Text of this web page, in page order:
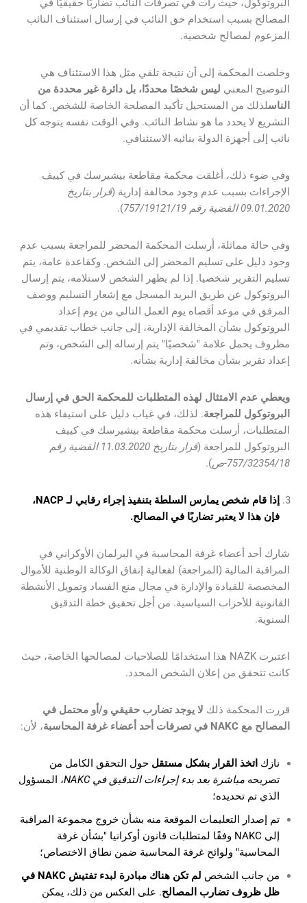
البروتوكول، حيث رأت في تصرفات النائب تضاربًا حقيقيًا في
المصالح بسبب استخدام حق النائب في إرسال استئناف النائب
المزعوم لمصالح شخصية.
وخلصت المحكمة إلى أن نتيجة تلقي مثل هذا الاستئناف هي
التوضيح المعني ليس شخصًا محددًا، بل دائرة غير محددة من
الناسلذلك من المستحيل تأكيد المصلحة الخاصة للشخص. كما أن
التشريع لا يحدد ما هو نشاط النائب. وفي الوقت نفسه يتوجه كل
نائب إلى أجهزة الدولة بنائبه الاستئنافي.
وفي ضوء ذلك، أغلقت محكمة مقاطعة بيشيرسك في كييف
الإجراءات بسبب عدم وجود مخالفة إدارية (قرار بتاريخ
09.01.2020 القضية رقم 757/19121/19
).
وفي حالة مماثلة، أرسلت المحكمة المحضر للمراجعة بسبب عدم
وجود دليل على تسليم المحضر إلى الشخص. وكقاعدة عامة، يتم
تسليم التقرير شخصيا. إذا لم يظهر الشخص لاستلامه، يتم إرسال
البروتوكول عن طريق البريد المسجل مع إشعار التسليم ووصف
المرفق في موعد أقصاه يوم العمل التالي من يوم إعداد
البروتوكول بشأن المخالفة الإدارية، إلى جانب خطاب تقديمي في
مظروف يحمل علامة "شخصيًا" يتم إرساله إلى الشخص، وتم
إعداد تقرير بشأن مخالفة إدارية بشأنه.
ويعطي عدم الامتثال لهذه المتطلبات للمحكمة الحق في إرسال
البروتوكول للمراجعة. لذلك، في غياب دليل على استيفاء هذه
المتطلبات، أرسلت محكمة مقاطعة بيشيرسك في كييف
البروتوكول للمراجعة (
قرار بتاريخ 11.03.2020 القضية رقم
757/32354/18-ص
).
إذا قام شخص يمارس السلطة بتنفيذ إجراء رقابي لـ NACP،
فإن هذا لا يعتبر تضاربًا في المصالح.
شارك أحد أعضاء غرفة المحاسبة في البرلمان الأوكراني في
المراقبة المالية (المراجعة) لفعالية إنفاق الوكالة الوطنية للأموال
المخصصة للقيادة والإدارة في مجال منع الفساد وتمويل الأنشطة
القانونية للأحزاب السياسية. من أجل تحقيق خطة التدقيق
السنوية.
اعتبرت NAZK هذا استخدامًا للصلاحيات لمصالحها الخاصة، حيث
كانت تتحقق من إعلان الشخص المحدد.
قررت المحكمة ذلك لا يوجد تضارب حقيقي و/أو محتمل في
المصالح مع NAKC في تصرفات أحد أعضاء غرفة المحاسبة
، لأن:
نازك اتخذ القرار بشكل مستقل حول التحقق الكامل من
تصريحه مباشرة بعد بدء إجراءات التدقيق في NAKC
، المسؤول
الذي تم تحديده؛
تم إصدار التعليمات الموقعة منه بشأن خروج مجموعة المراقبة
إلى NAKC وفقًا لمتطلبات قانون أوكرانيا "بشأن غرفة
المحاسبة" ولوائح غرفة المحاسبة ضمن نطاق الاختصاص؛
من جانب الشخص
لم تكن هناك مبادرة لبدء تفتيش NAKC في
ظل ظروف تضارب المصالح. على العكس من ذلك، يمكن